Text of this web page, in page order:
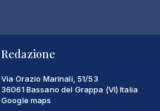
Redazione
Via Orazio Marinali, 51/53
36061 Bassano del Grappa (VI) Italia
Google maps